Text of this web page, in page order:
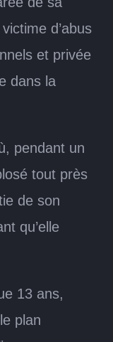
d’abus
et privée
dans la
pendant un
tout près
de son
qu’elle
13 ans,
plan